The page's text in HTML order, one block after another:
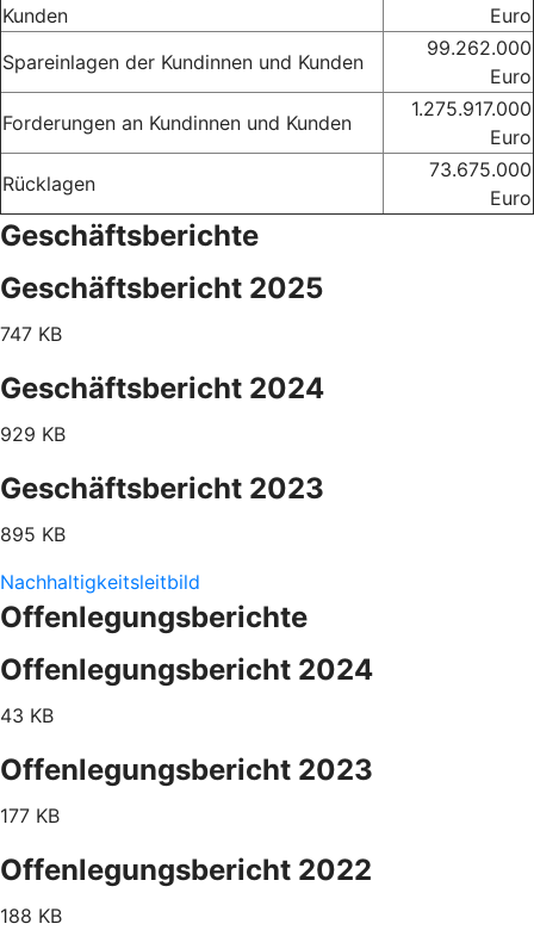
Kunden
Euro
Spareinlagen der Kundinnen und Kunden
99.262.000
Euro
Forderungen an Kundinnen und Kunden
1.275.917.000
Euro
Rücklagen
73.675.000
Euro
Geschäftsberichte
Geschäftsbericht 2025
747 KB
Geschäftsbericht 2024
929 KB
Geschäftsbericht 2023
895 KB
Nachhaltigkeitsleitbild
Offenlegungsberichte
Offenlegungsbericht 2024
43 KB
Offenlegungsbericht 2023
177 KB
Offenlegungsbericht 2022
188 KB